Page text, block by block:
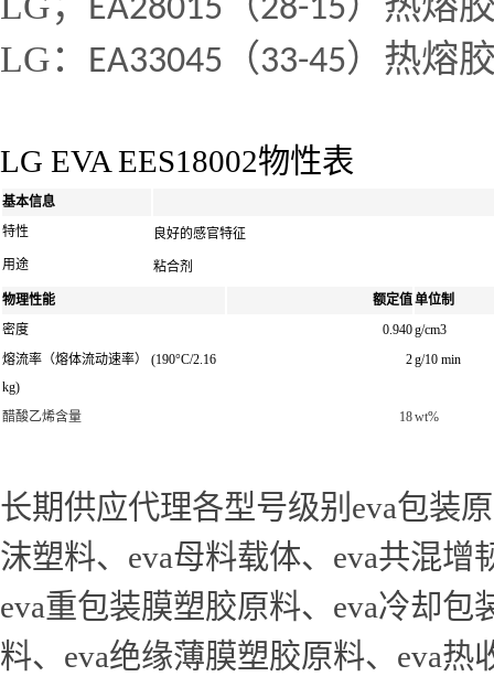
EA28015 28-15
LG： EA33045 （33-45）热熔
LG EVA EES18002物性表
基本信息
特性
良好的感官特征
用途
粘合剂
物理性能 额定值单位制
密度
0.940g/cm3
熔流率（熔体流动速率） (190°C/2.16
kg)
2g/10 min
醋酸乙烯含量 18wt%
长期供应代理各型号级别eva包装
沫塑料、eva母料载体、eva共混
eva重包装膜塑胶原料、eva冷却
料、eva绝缘薄膜塑胶原料、eva